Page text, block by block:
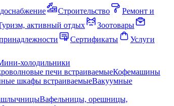
Строительство
Ремонт и
активный отдых
Зоотовары
Сертификаты
Услуги
холодильники
печи встраиваемыеКофемашины
шкафы встраиваемыеВакуумные
Вафельницы, орешницы,